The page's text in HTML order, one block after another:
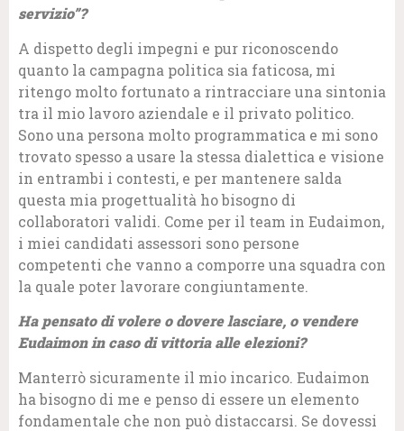
servizio”?
A dispetto degli impegni e pur riconoscendo
quanto la campagna politica sia faticosa, mi
ritengo molto fortunato a rintracciare una sintonia
tra il mio lavoro aziendale e il privato politico.
Sono una persona molto programmatica e mi sono
trovato spesso a usare la stessa dialettica e visione
in entrambi i contesti, e per mantenere salda
questa mia progettualità ho bisogno di
collaboratori validi. Come per il team in Eudaimon,
i miei candidati assessori sono persone
competenti che vanno a comporre una squadra con
la quale poter lavorare congiuntamente.
Ha pensato di volere o dovere lasciare, o vendere
Eudaimon in caso di vittoria alle elezioni?
Manterrò sicuramente il mio incarico. Eudaimon
ha bisogno di me e penso di essere un elemento
fondamentale che non può distaccarsi. Se dovessi